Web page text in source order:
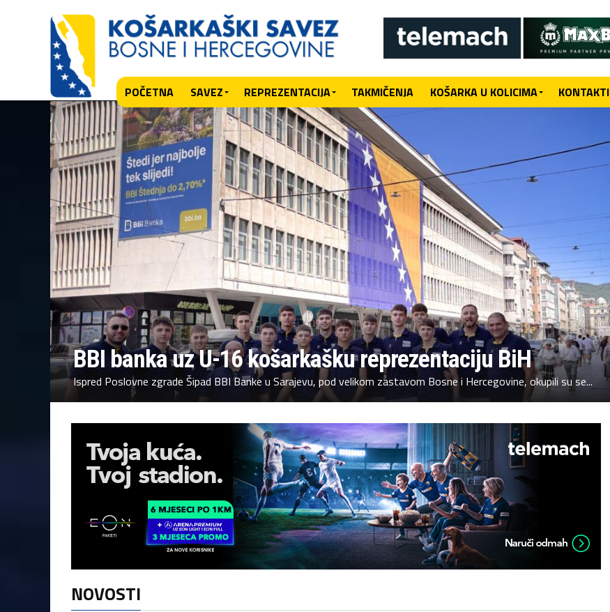
POČETNA SAVEZ REPREZENTACIJA TAKMIČENJA KOŠARKA U KOLICIMA KONTAKTI
BBI banka uz U-16 košarkašku reprezentaciju BiH
Ispred Poslovne zgrade Šipad BBI Banke u Sarajevu, pod velikom zastavom Bosne i Hercegovine, okupili su se...
NOVOSTI